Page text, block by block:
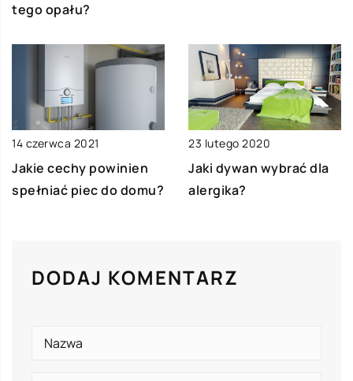
tego opału?
14 czerwca 2021
Jakie cechy powinien
spełniać piec do domu?
23 lutego 2020
Jaki dywan wybrać dla
alergika?
DODAJ KOMENTARZ